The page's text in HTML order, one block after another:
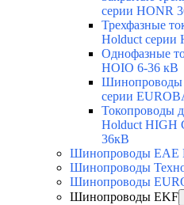
серии HONR
Трехфазные
Holduct серии
Однофазные
HOIO 6-36 кВ
Шинопроводы
серии
Токопроводы
Holduct HIGH
36кВ
Шинопроводы EAE
Шинопроводы
Шинопроводы
Шинопроводы EKF